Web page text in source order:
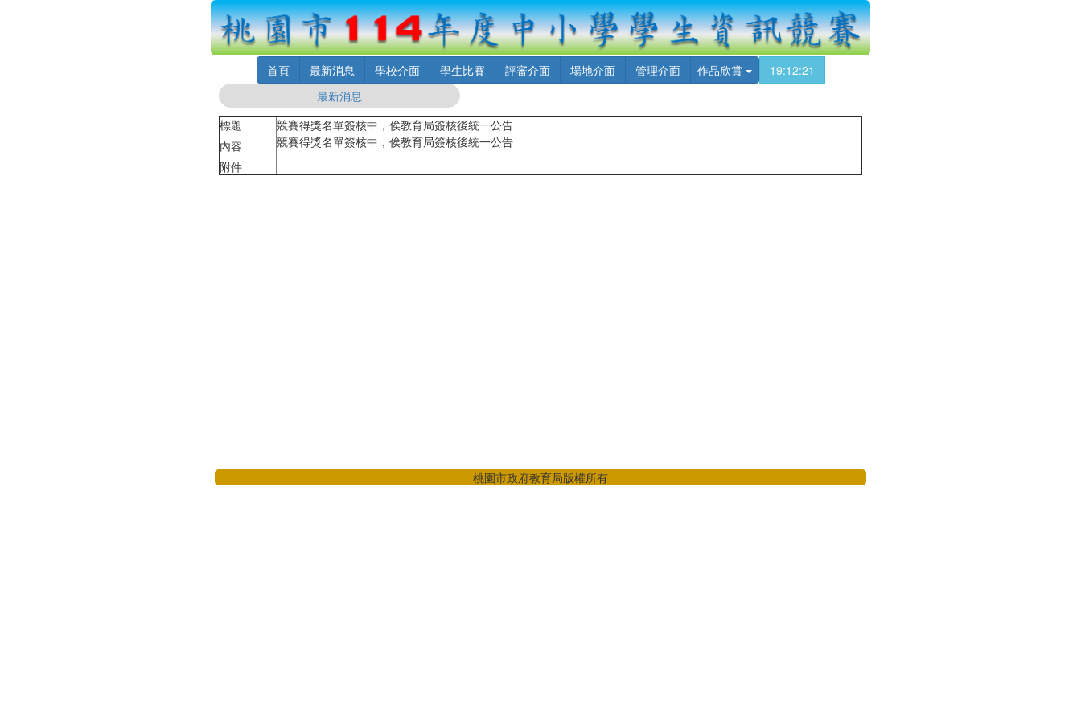
首頁 最新消息 學校介面 學生比賽 評審介面 場地介面 管理介面 作品欣賞
19:12:21
最新消息
標題
競賽得獎名單簽核中，俟教育局簽核後統一公告
內容
競賽得獎名單簽核中，俟教育局簽核後統一公告
附件
桃園市政府教育局版權所有